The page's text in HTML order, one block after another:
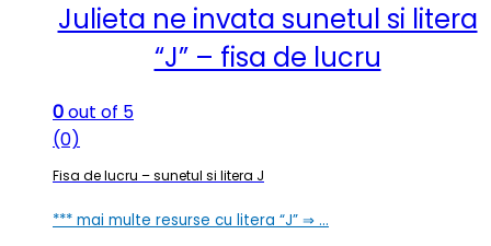
Julieta ne invata sunetul si litera
“J” – fisa de lucru
0out of 5
(0)
Fisa de lucru – sunetul si litera J
*** mai multe resurse cu litera “J” ⇒ …